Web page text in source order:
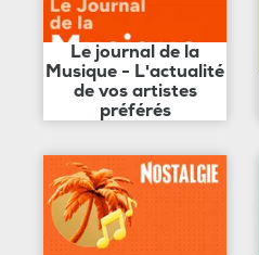
Le journal de la
Musique - L'actualité
de vos artistes
préférés